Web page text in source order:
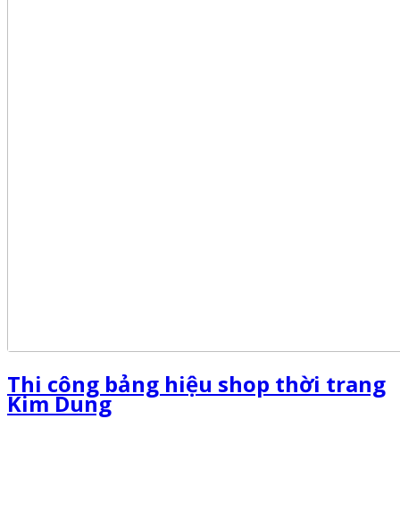
Thi công bảng hiệu shop thời trang
Kim Dung